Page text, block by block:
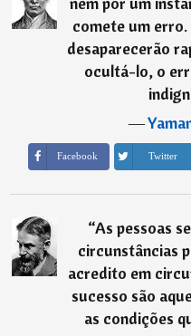
comete um
desaparecerão
ocultá-lo, o
―
Facebook Twitter
“As pessoas
circunstâncias
acredito em
sucesso são
as condições